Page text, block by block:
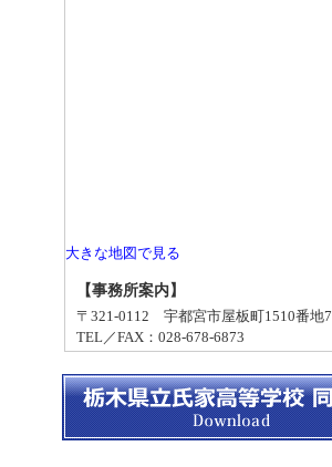
大きな地図で見る
【事務所案内】
〒321-0112 宇都宮市屋板町1510番地7
TEL／FAX：028-678-6873